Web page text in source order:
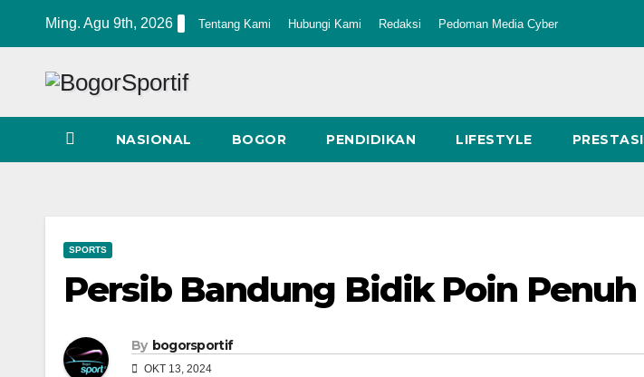
Ming. Agu 9th, 2026 Tentang Kami Hubungi Kami Redaksi Pedoman Media Cyber
NASIONAL BOGOR PENDIDIKAN LIFESTYLE PRESTASI
SPORTS
Persib Bandung Bidik Poin Penuh
By bogorsportif
OKT 13, 2024